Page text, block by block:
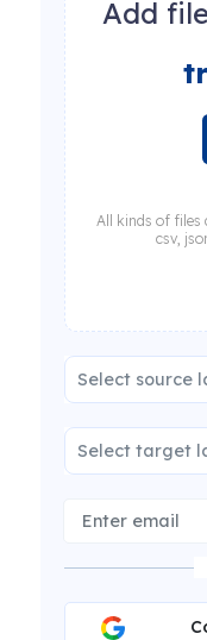
Add
All kinds of files
csv,
Select source
Select target